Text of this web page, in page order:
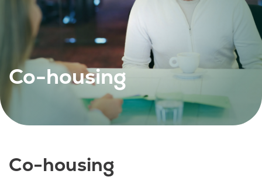
Co-housing
Co-housing